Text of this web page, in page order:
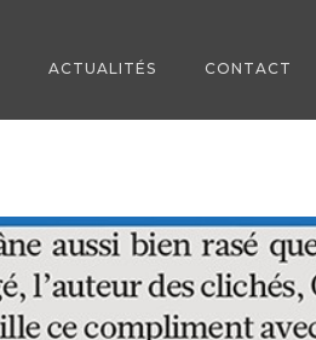
ACTUALITÉS CONTACT